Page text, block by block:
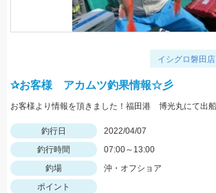
イシグロ磐田店
✰お客様 アカムツ釣果情報☆彡
釣行日
2022/04/07
釣行時間
07:00～13:00
釣場
沖・オフショア
ポイント